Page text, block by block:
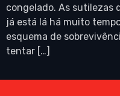
congelado. As sutilezas
já está lá há muito
esquema de
tentar […]